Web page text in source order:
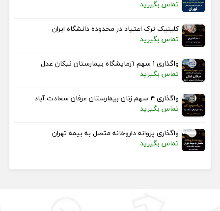
تماس بگیرید
کلینیک ترک اعتیاد در محدوده دانشگاه ایران
تماس بگیرید
واگذاری ۱ سهم آزمایشگاه بیمارستان نیکان عدل
تماس بگیرید
واگذاری ۴ سهم زنان بیمارستان عرفان سعادت آباد
تماس بگیرید
واگذاری پروانه داروخانه متصل به بیمه تهران
تماس بگیرید